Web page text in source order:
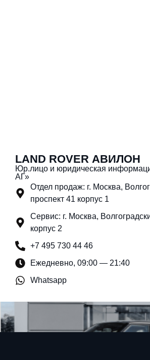
LAND ROVER АВИЛОН
Юр.лицо и юридическая
АГ»
Отдел продаж: г. Москва,
проспект 41 корпус 1
Сервис: г. Москва,
корпус 2
+7 495 730 44 46
Ежедневно, 09:00 — 21:40
Whatsapp